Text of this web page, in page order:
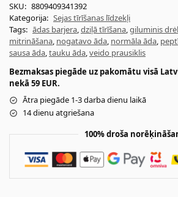
SKU: 8809409341392
Kategorija: Sejas tīrīšanas līdzekļi
Tags: ādas barjera,dziļā tīrīšana,giluminis
mitrināšana, nogatavo āda, normāla āda,
sausa āda,tauku āda,veido prausiklis
Bezmaksas piegāde uz pakomātu visā
nekā 59 EUR.
Ātra piegāde 1-3 darba dienu laikā
14 dienu atgriešana
100% droša